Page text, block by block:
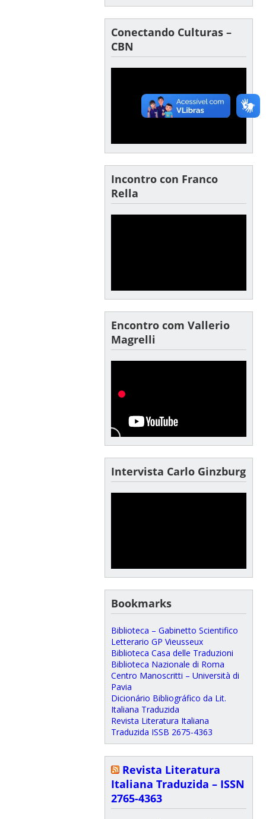
Conectando Culturas –
CBN
Incontro con Franco
Rella
Encontro com Vallerio
Magrelli
Intervista Carlo Ginzburg
Bookmarks
Biblioteca – Gabinetto Scientifico
Letterario GP Vieusseux
Biblioteca Casa delle Traduzioni
Biblioteca Nazionale di Roma
Centro Manoscritti – Università di
Pavia
Dicionário Bibliográfico da Lit.
Italiana Traduzida
Revista Literatura Italiana
Traduzida ISSB 2675-4363
Revista Literatura
Italiana Traduzida – ISSN
2765-4363